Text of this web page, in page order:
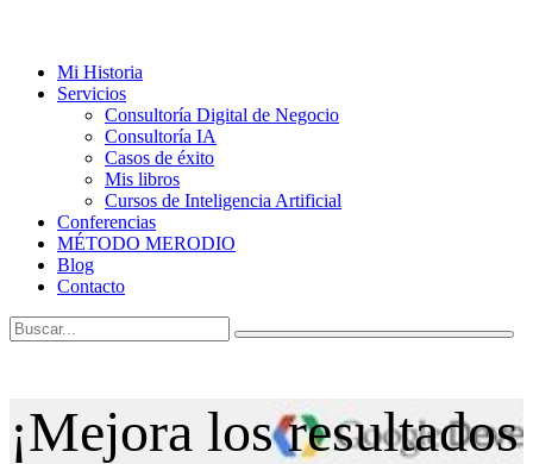
Mi Historia
Servicios
Consultoría Digital de Negocio
Consultoría IA
Casos de éxito
Mis libros
Cursos de Inteligencia Artificial
Conferencias
MÉTODO MERODIO
Blog
Contacto
¡Mejora los resultados